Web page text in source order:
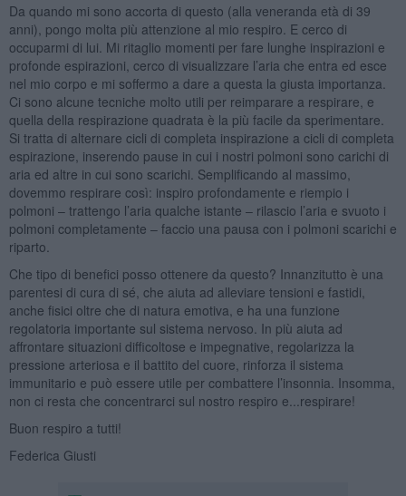
Da quando mi sono accorta di questo (alla veneranda età di 39
anni), pongo molta più attenzione al mio respiro. E cerco di
occuparmi di lui. Mi ritaglio momenti per fare lunghe inspirazioni e
profonde espirazioni, cerco di visualizzare l’aria che entra ed esce
nel mio corpo e mi soffermo a dare a questa la giusta importanza.
Ci sono alcune tecniche molto utili per reimparare a respirare, e
quella della respirazione quadrata è la più facile da sperimentare.
Si tratta di alternare cicli di completa inspirazione a cicli di completa
espirazione, inserendo pause in cui i nostri polmoni sono carichi di
aria ed altre in cui sono scarichi. Semplificando al massimo,
dovemmo respirare così: inspiro profondamente e riempio i
polmoni – trattengo l’aria qualche istante – rilascio l’aria e svuoto i
polmoni completamente – faccio una pausa con i polmoni scarichi e
riparto.
Che tipo di benefici posso ottenere da questo? Innanzitutto è una
parentesi di cura di sé, che aiuta ad alleviare tensioni e fastidi,
anche fisici oltre che di natura emotiva, e ha una funzione
regolatoria importante sul sistema nervoso. In più aiuta ad
affrontare situazioni difficoltose e impegnative, regolarizza la
pressione arteriosa e il battito del cuore, rinforza il sistema
immunitario e può essere utile per combattere l’insonnia. Insomma,
non ci resta che concentrarci sul nostro respiro e...respirare!
Buon respiro a tutti!
Federica Giusti